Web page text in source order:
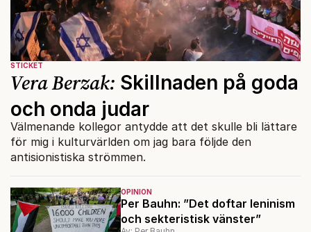
OPINION
Per Bauhn: ”Det doftar leninism
och sekteristisk vänster”
STICKET
Vera Berzak: Skillnaden på goda
och onda judar
Välmenande kollegor antydde att det skulle bli lättare
för mig i kulturvärlden om jag bara följde den
antisionistiska strömmen.